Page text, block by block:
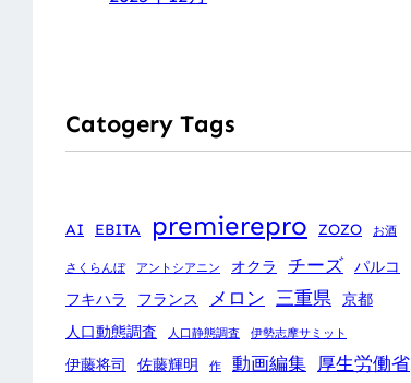
Catogery Tags
AI EBITA premierepro ZOZO お酒
さくらんぼ アントシアニン オクラ チーズ パルコ
フキハラ
フランス メロン 三重県
京都
人口動態調査
人口静態調査 伊勢志摩サミット
伊藤将司 佐藤輝明 作 動画編集 厚生労働省